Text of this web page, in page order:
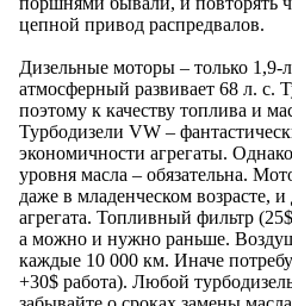
цепной привод распредвалов.
Дизельные моторы – только
атмосферный развивает 68 л. с.
поэтому к качеству топлива и
Турбодизели VW –
экономичности агрегаты.
уровня масла – обязательна.
даже в младенческом возрасте,
агрегата. Топливный фильтр
а можно и нужно раньше.
каждые 10 000 км. Иначе
+30$ работа). Любой